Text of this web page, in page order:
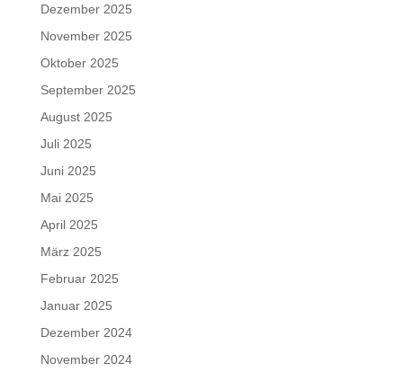
Dezember 2025
November 2025
Oktober 2025
September 2025
August 2025
Juli 2025
Juni 2025
Mai 2025
April 2025
März 2025
Februar 2025
Januar 2025
Dezember 2024
November 2024